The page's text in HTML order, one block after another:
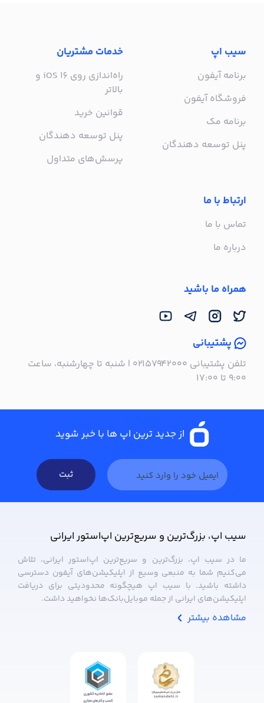
سیب اپ
برنامه آیفون
فروشگاه آیفون
برنامه مک
پنل توسعه دهندگان
خدمات مشتریان
راه‌اندازی روی iOS 16 و
بالاتر
قوانین خرید
پنل توسعه دهندگان
پرسش‌های متداول
ارتباط با ما
تماس با ما
درباره ما
همراه ما باشید
پشتیبانی
تلفن پشتیبانی ۰۲۱۵۷۹۴۲۰۰۰ | شنبه تا چهارشنبه، ساعت
۹:۰۰ تا ۱۷:۰۰
از جدید ترین اپ ها با خبر شوید
ثبت
سیب ‌اپ، بزرگ‌ترین و سریع‌ترین اپ‌استور ایرانی
ما در سیب ‌اپ، بزرگ‌ترین و سریع‌ترین اپ‌استور ایرانی، تلاش
می‌کنیم شما به منبعی وسیع از اپلیکیشن‌های آیفون دسترسی
داشته باشید. با سیب ‌اپ هیچگونه محدودیتی برای دریافت
اپلیکیشن‌های ایرانی از جمله موبایل‌بانک‌ها نخواهید داشت.
مشاهده بیشتر